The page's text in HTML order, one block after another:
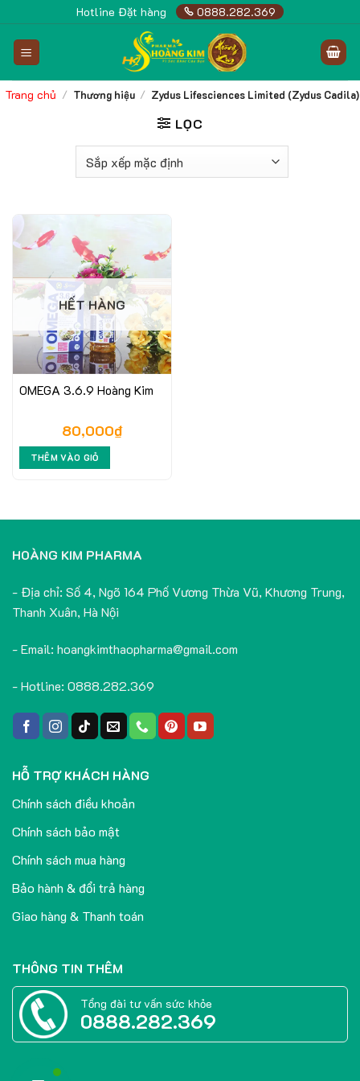
to
content
Hotline Đặt hàng 0888.282.369
Trang chủ / Thương hiệu / Zydus Lifesciences Limited (Zydus Cadila)
LỌC
HẾT HÀNG
OMEGA 3.6.9 Hoàng Kim
80,000₫
THÊM VÀO GIỎ
HOÀNG KIM PHARMA
- Địa chỉ: Số 4, Ngõ 164 Phố Vương Thừa Vũ, Khương Trung,
Thanh Xuân, Hà Nội
- Email: hoangkimthaopharma@gmail.com
- Hotline: 0888.282.369
HỖ TRỢ KHÁCH HÀNG
Chính sách điều khoản
Chính sách bảo mật
Chính sách mua hàng
Bảo hành & đổi trả hàng
Giao hàng & Thanh toán
THÔNG TIN THÊM
Tổng đài tư vấn sức khỏe
0888.282.369